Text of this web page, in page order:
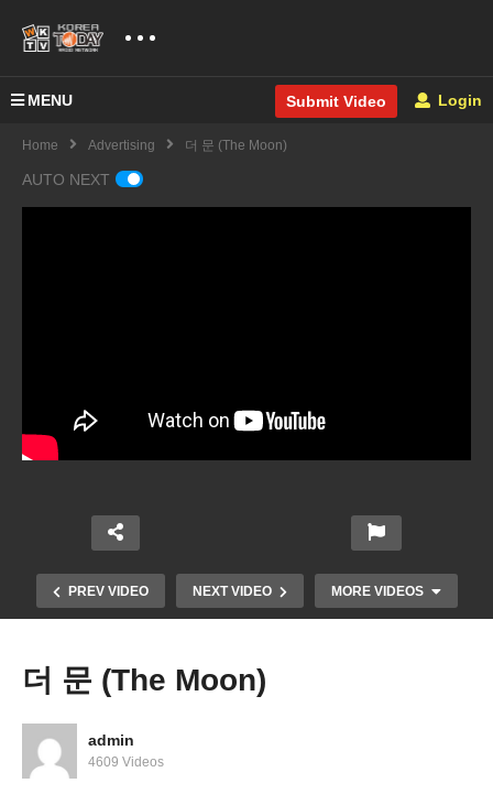
MENU Submit Video Login
Home Advertising 더 문 (The Moon)
AUTO NEXT
PREV VIDEO NEXT VIDEO MORE VIDEOS
더 문 (The Moon)
admin
4609 Videos